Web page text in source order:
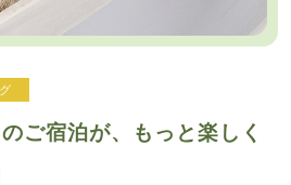
ご宿泊が、もっと楽しく